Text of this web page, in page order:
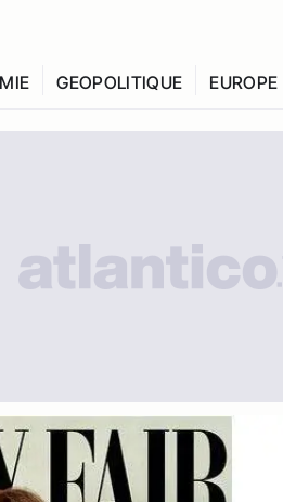
GEOPOLITIQUE EUROPE